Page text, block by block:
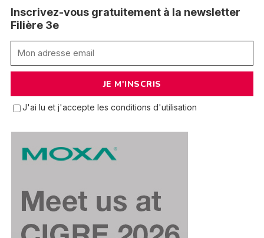
Inscrivez-vous gratuitement à la newsletter
Filière 3e
J'ai lu et j'accepte les conditions d'utilisation